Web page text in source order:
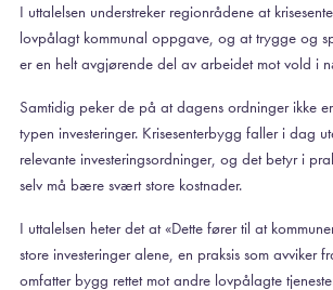
I uttalelsen understreker regionrådene at
lovpålagt kommunal oppgave, og at trygge og
er en helt avgjørende del av arbeidet mot vold i
Samtidig peker de på at dagens ordninger ikke
typen investeringer. Krisesenterbygg faller i dag
relevante investeringsordninger, og det betyr i
selv må bære svært store kostnader.
I uttalelsen heter det at «Dette fører til at
store investeringer alene, en praksis som avviker
omfatter bygg rettet mot andre lovpålagte